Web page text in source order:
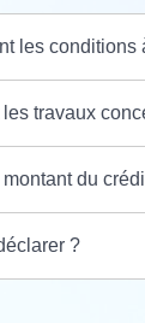
les conditions
travaux
du
?